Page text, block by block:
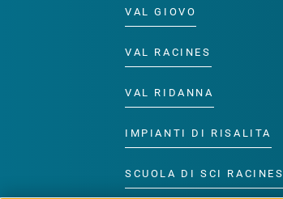
VAL GIOVO
VAL RACINES
VAL RIDANNA
IMPIANTI DI RISALITA
SCUOLA DI SCI RACINES